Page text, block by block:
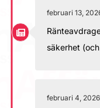
februari 13,
säkerhet
februari 4, 2026